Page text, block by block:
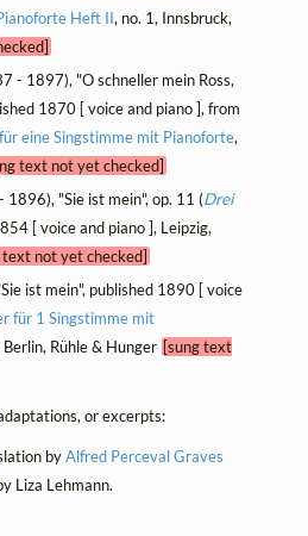
Heft II, no. 1, Innsbruck,
- 1897), "O schneller mein Ross,
1870 [ voice and piano ], from
eine Singstimme mit Pianoforte,
text not yet checked]
1896), "Sie ist mein", op. 11 (Drei
[ voice and piano ], Leipzig,
text not yet checked]
ist mein", published 1890 [ voice
für 1 Singstimme mit
Berlin, Rühle & Hunger [sung text
or excerpts:
byAlfred Perceval Graves
Liza Lehmann.